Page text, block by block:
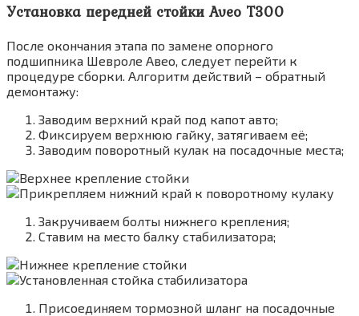
Установка передней стойки Aveo Т300
После окончания этапа по замене опорного
подшипника Шевроле Авео, следует перейти к
процедуре сборки. Алгоритм действий – обратный
демонтажу:
Заводим верхний край под капот авто;
Фиксируем верхнюю гайку, затягиваем её;
Заводим поворотный кулак на посадочные места;
Закручиваем болты нижнего крепления;
Ставим на место балку стабилизатора;
Присоединяем тормозной шланг на посадочные